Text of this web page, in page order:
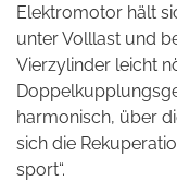
Elektromotor hält
unter Volllast und
Vierzylinder leicht
harmonisch, über
sich die
sport“.